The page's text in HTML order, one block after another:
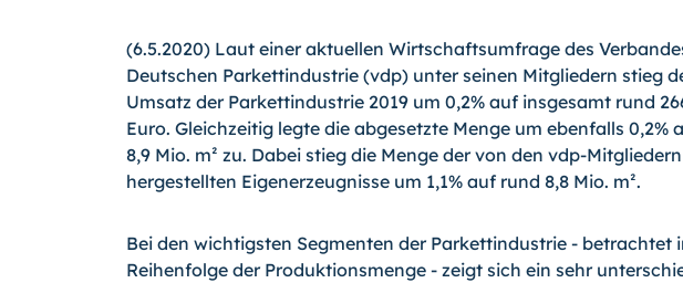
(6.5.2020) Laut einer aktuellen Wirtschaftsumfrage des
Deutschen Parkettindustrie (vdp) unter seinen Mitgliedern stieg
Umsatz der Parkettindustrie 2019 um 0,2% auf insgesamt rund
Euro. Gleichzeitig legte die abgesetzte Menge um ebenfalls 0,2%
8,9 Mio. m² zu. Dabei stieg die Menge der von den vdp-Mitgliedern
hergestellten Eigenerzeugnisse um 1,1% auf rund 8,8 Mio. m².
Bei den wichtigsten Segmenten der Parkettindustrie - betrachtet
Reihenfolge der Produktionsmenge - zeigt sich ein sehr